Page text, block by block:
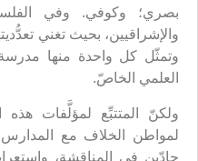
بصري؛ وكوفي. وفي
والإشراقيين، بحيث تغني
وتمثّل كل واحدة منها مدرسة
العلمي الخاصّ.
ولكنّ المتتبِّع لمؤلَّفات هذه
لمواطن الخلاف مع
حادّين في المناقشة،